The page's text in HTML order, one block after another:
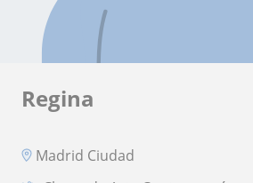
Regina
Madrid Ciudad